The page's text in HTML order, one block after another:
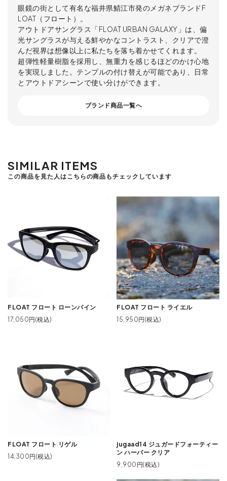
眼鏡の街として有名な福井県鯖江市発のメガネブランドF
LOAT（フロート）。
アウトドアサングラス「FLOAT URBAN GALAXY」は、偏
光サングラスが与える鮮やかなコントラスト、クリアで澄
んだ視界は想像以上に私たちを落ち着かせてくれます。
超弾性軽量樹脂を採用し、無重力を感じるほどのかけ心地
を実現しました。テンプルの付け替えが可能であり、日常
とアウトドアシーンで使い分けができます。
ブランド商品一覧へ
SIMILAR ITEMS
この商品を見た人はこちらの商品もチェックしています
FLOAT フロート ローンパイン
17,050円(税込)
FLOAT フロート ライエル
15,950円(税込)
FLOAT フロート リゲル
14,300円(税込)
jugaad14 ジュガードフォーティー
ン ハーバー クリア
9,900円(税込)